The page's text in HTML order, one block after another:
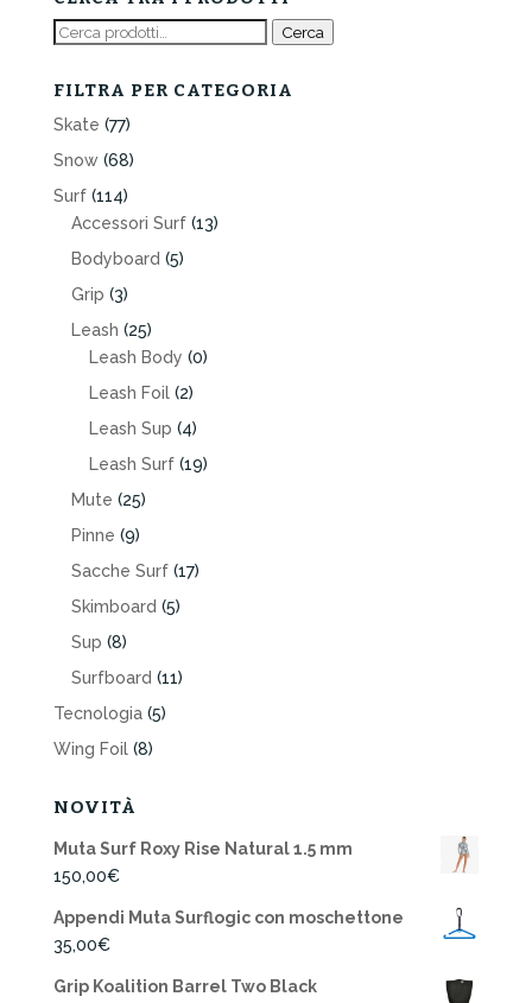
49,00€.34,00€.
Cerca: Cerca
FILTRA PER CATEGORIA
Skate (77)
Snow (68)
Surf (114)
Accessori Surf (13)
Bodyboard (5)
Grip (3)
Leash (25)
Leash Body (0)
Leash Foil (2)
Leash Sup (4)
Leash Surf (19)
Mute (25)
Pinne (9)
Sacche Surf (17)
Skimboard (5)
Sup (8)
Surfboard (11)
Tecnologia (5)
Wing Foil (8)
NOVITÀ
Muta Surf Roxy Rise Natural 1.5 mm
150,00€
Appendi Muta Surflogic con moschettone
35,00€
Grip Koalition Barrel Two Black